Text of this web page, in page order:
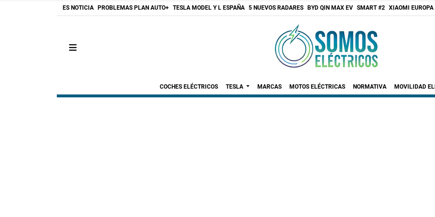
ES NOTICIA PROBLEMAS PLAN AUTO+ TESLA MODEL Y L ESPAÑA 5 NUEVOS RADARES BYD QIN MAX EV SMART #2 XIAOMI EUROPA
COCHES ELÉCTRICOS TESLA MARCAS MOTOS ELÉCTRICAS NORMATIVA MOVILIDAD